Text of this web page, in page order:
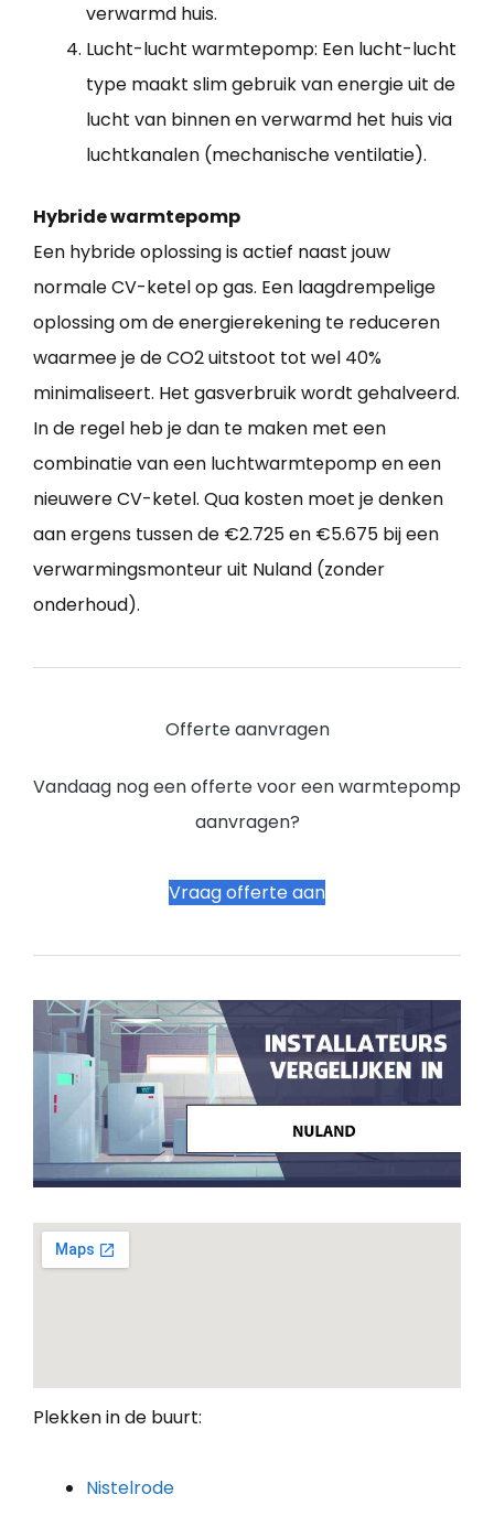
verwarmd huis.
Lucht-lucht warmtepomp: Een lucht-lucht
type maakt slim gebruik van energie uit de
lucht van binnen en verwarmd het huis via
luchtkanalen (mechanische ventilatie).
Hybride warmtepomp
Een hybride oplossing is actief naast jouw
normale CV-ketel op gas. Een laagdrempelige
oplossing om de energierekening te reduceren
waarmee je de CO2 uitstoot tot wel 40%
minimaliseert. Het gasverbruik wordt gehalveerd.
In de regel heb je dan te maken met een
combinatie van een luchtwarmtepomp en een
nieuwere CV-ketel. Qua kosten moet je denken
aan ergens tussen de €2.725 en €5.675 bij een
verwarmingsmonteur uit Nuland (zonder
onderhoud).
Offerte aanvragen
Vandaag nog een offerte voor een warmtepomp
aanvragen?
Vraag offerte aan
Plekken in de buurt:
Nistelrode